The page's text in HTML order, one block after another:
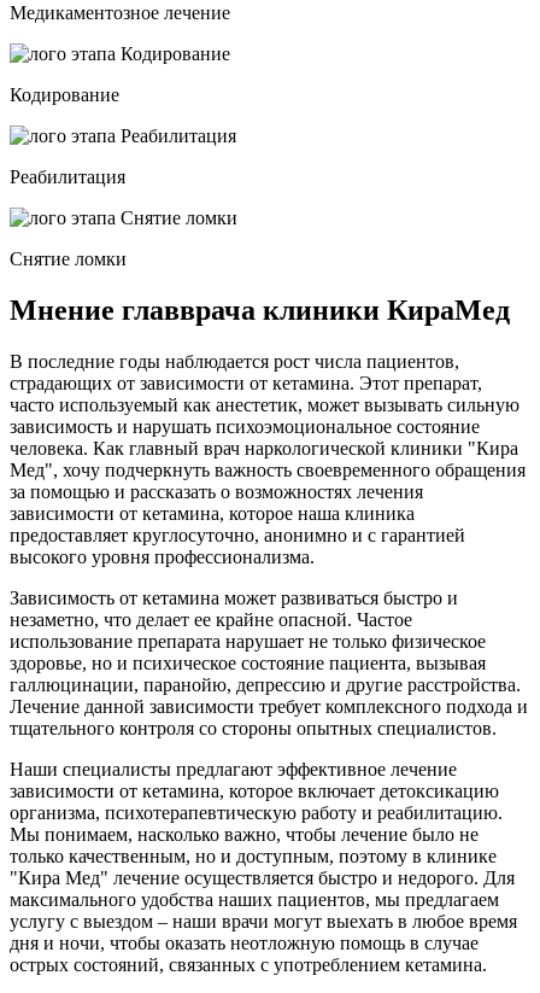
Медикаментозное лечение
Кодирование
Реабилитация
Снятие ломки
Мнение главврача клиники КираМед
В последние годы наблюдается рост числа пациентов,
страдающих от зависимости от кетамина. Этот препарат,
часто используемый как анестетик, может вызывать сильную
зависимость и нарушать психоэмоциональное состояние
человека. Как главный врач наркологической клиники "Кира
Мед", хочу подчеркнуть важность своевременного обращения
за помощью и рассказать о возможностях лечения
зависимости от кетамина, которое наша клиника
предоставляет круглосуточно, анонимно и с гарантией
высокого уровня профессионализма.
Зависимость от кетамина может развиваться быстро и
незаметно, что делает ее крайне опасной. Частое
использование препарата нарушает не только физическое
здоровье, но и психическое состояние пациента, вызывая
галлюцинации, паранойю, депрессию и другие расстройства.
Лечение данной зависимости требует комплексного подхода и
тщательного контроля со стороны опытных специалистов.
Наши специалисты предлагают эффективное лечение
зависимости от кетамина, которое включает детоксикацию
организма, психотерапевтическую работу и реабилитацию.
Мы понимаем, насколько важно, чтобы лечение было не
только качественным, но и доступным, поэтому в клинике
"Кира Мед" лечение осуществляется быстро и недорого. Для
максимального удобства наших пациентов, мы предлагаем
услугу с выездом – наши врачи могут выехать в любое время
дня и ночи, чтобы оказать неотложную помощь в случае
острых состояний, связанных с употреблением кетамина.